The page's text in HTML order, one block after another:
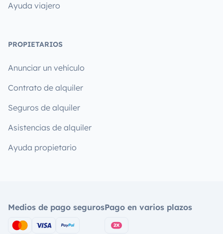
Ayuda viajero
PROPIETARIOS
Anunciar un vehículo
Contrato de alquiler
Seguros de alquiler
Asistencias de alquiler
Ayuda propietario
Medios de pago segurosPago en varios plazos